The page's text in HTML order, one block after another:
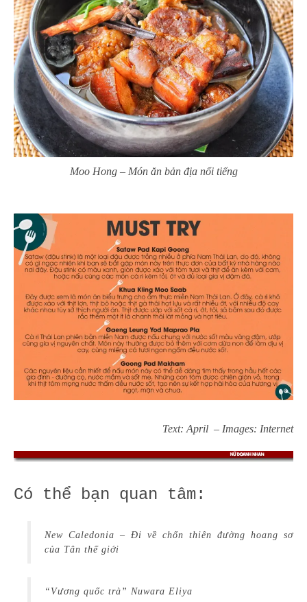
Moo Hong – Món ăn bản địa nổi tiếng
Text: April – Images: Internet
Có thể bạn quan tâm:
New Caledonia – Đi về chốn thiên đường hoang sơ
của Tân thế giới
“Vương quốc trà” Nuwara Eliya